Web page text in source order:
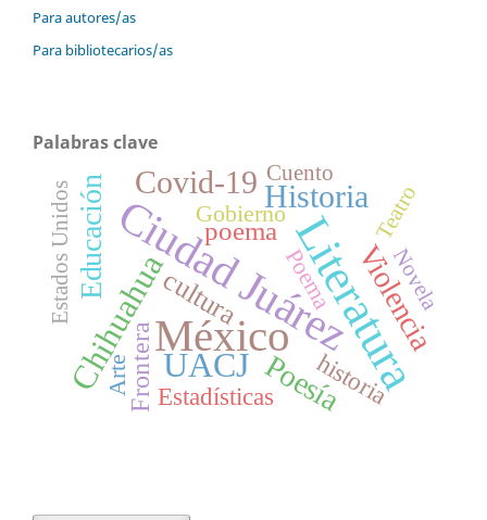
Para autores/as
Para bibliotecarios/as
Palabras clave
Literatura
Ciudad Juárez
México
UACJ
Chihuahua
Historia
Covid-19
Poesía
Violencia
Educación cultura
poema
Frontera Estadísticas historia
Poema
Arte
Gobierno Teatro
Cuento
Novela
Estados Unidos